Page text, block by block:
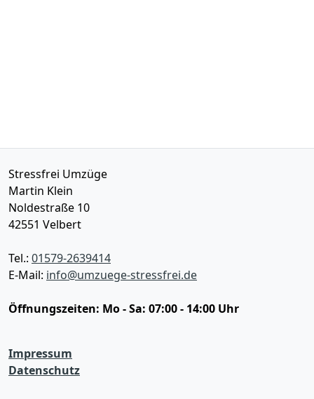
Stressfrei Umzüge
Martin Klein
Noldestraße 10
42551 Velbert
Tel.: 01579-2639414
E-Mail: info@umzuege-stressfrei.de
Öffnungszeiten: Mo - Sa: 07:00 - 14:00 Uhr
Impressum
Datenschutz